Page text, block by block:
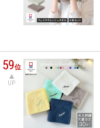
59位
UP